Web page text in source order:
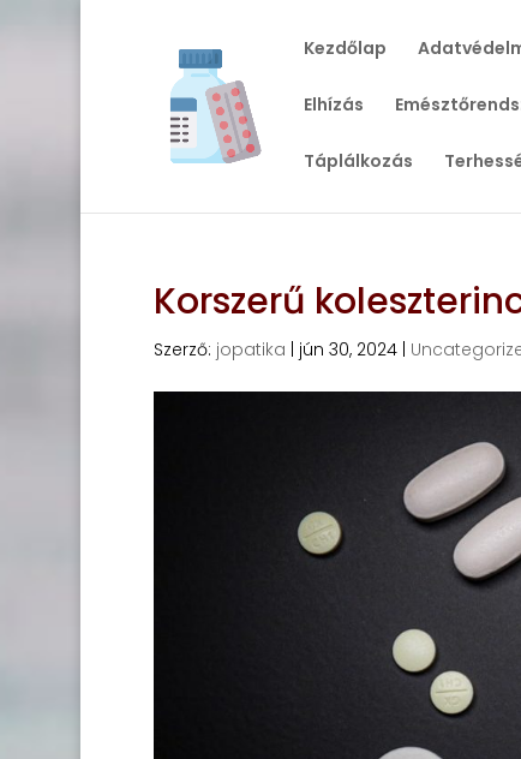
Kezdőlap
Elhízás
Táplálkozás
Korszerű
Szerző: jopatika jún 30, 2024|